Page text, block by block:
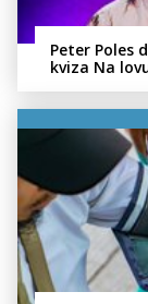
Peter Poles
kviza Na